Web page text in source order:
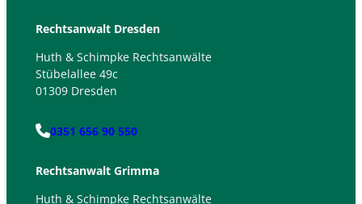
Rechtsanwalt Dresden
Huth & Schimpke Rechtsanwälte
Stübelallee 49c
01309 Dresden
0351 656 90 550
Rechtsanwalt Grimma
Huth & Schimpke Rechtsanwälte